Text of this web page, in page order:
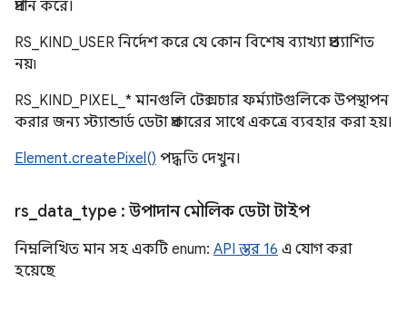
প্রদান করে।
RS_KIND_USER নির্দেশ করে যে কোন বিশেষ ব্যাখ্যা প্রত্যাশিত
নয়৷
RS_KIND_PIXEL_* মানগুলি টেক্সচার ফর্ম্যাটগুলিকে উপস্থাপন
করার জন্য স্ট্যান্ডার্ড ডেটা প্রকারের সাথে একত্রে ব্যবহার করা হয়।
Element.createPixel() পদ্ধতি দেখুন।
rs data type : উপাদান মৌলিক ডেটা টাইপ
নিম্নলিখিত মান সহ একটি enum: API স্তর 16 এ যোগ করা
হয়েছে